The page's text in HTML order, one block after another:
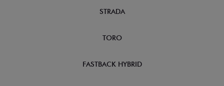
STRADA
TORO
FASTBACK HYBRID